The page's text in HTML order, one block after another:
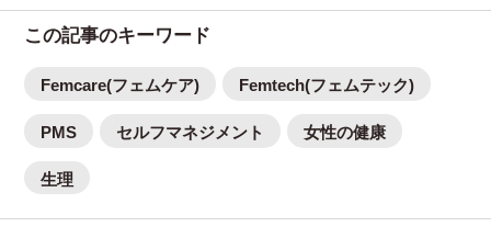
この記事のキーワード
Femcare(フェムケア) Femtech(フェムテック)
PMS セルフマネジメント 女性の健康
生理